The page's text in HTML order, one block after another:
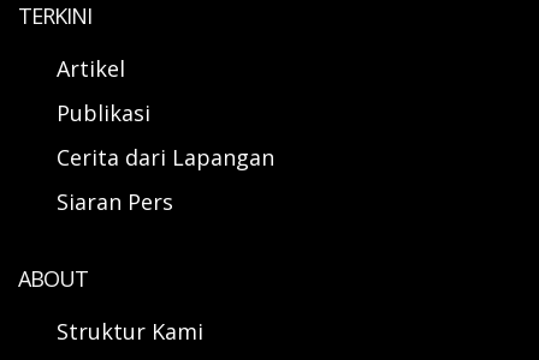
TERKINI
Artikel
Publikasi
Cerita dari Lapangan
Siaran Pers
ABOUT
Struktur Kami